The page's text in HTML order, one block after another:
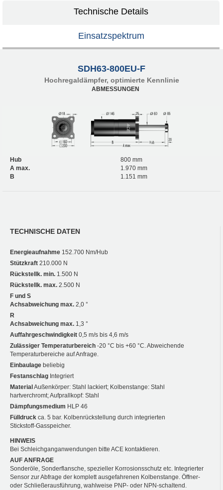
Technische Details
Einsatzspektrum
SDH63-800EU-F
Hochregaldämpfer, optimierte Kennlinie
ABMESSUNGEN
Hub
800 mm
A max.
1.970 mm
B
1.151 mm
TECHNISCHE DATEN
Energieaufnahme 152.700 Nm/Hub
Stützkraft 210.000 N
Rückstellk. min. 1.500 N
Rückstellk. max. 2.500 N
F und S
Achsabweichung max. 2,0 °
R
Achsabweichung max. 1,3 °
Auffahrgeschwindigkeit 0,5 m/s bis 4,6 m/s
Zulässiger Temperaturbereich -20 °C bis +60 °C. Abweichende
Temperaturbereiche auf Anfrage.
Einbaulage beliebig
Festanschlag Integriert
Material Außenkörper: Stahl lackiert; Kolbenstange: Stahl
hartverchromt; Aufprallkopf: Stahl
Dämpfungsmedium HLP 46
Fülldruck ca. 5 bar. Kolbenrückstellung durch integrierten
Stickstoff-Gasspeicher.
HINWEIS
Bei Schleichganganwendungen bitte ACE kontaktieren.
AUF ANFRAGE
Sonderöle, Sonderflansche, spezieller Korrosionsschutz etc. Integrierter
Sensor zur Abfrage der komplett ausgefahrenen Kolbenstange. Öffner-
oder Schließerausführung, wahlweise PNP- oder NPN-schaltend.